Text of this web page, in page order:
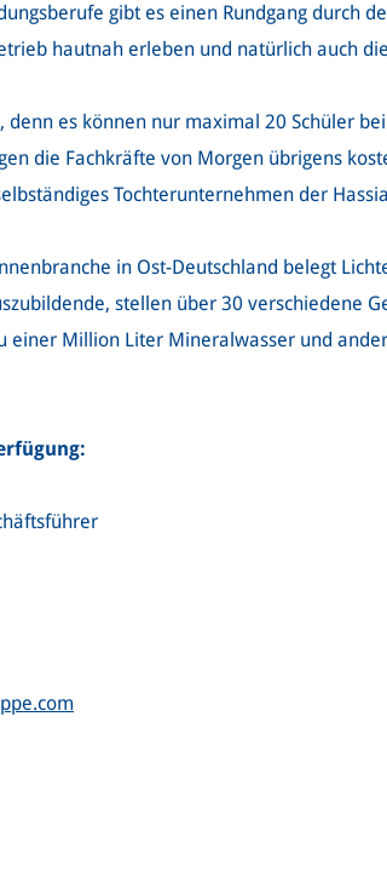
gibt es einen Rundgang durch
hautnah erleben und natürlich auch
es können nur maximal 20 Schüler
die Fachkräfte von Morgen übrigens
Tochterunternehmen der
in Ost-Deutschland belegt
stellen über 30 verschiedene
einer Million Liter Mineralwasser und